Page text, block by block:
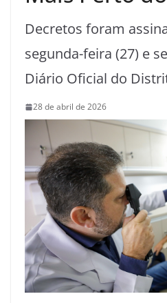
Decretos foram
segunda-feira (27) e
Diário Oficial do
28 de abril de 2026